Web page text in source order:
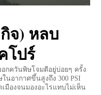
จ) หลบ
โปร์
กควันพิษโจมตีอยู่บ่อยๆ ครั้ง
นอากาศขึ้นสูงถึง 300 PSI
มืองจนมองอะไรแทบไม่เห็น